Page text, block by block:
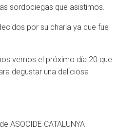
sordociegas que asistimos.
por su charla ya que fue
vemos el próximo día 20 que
degustar una deliciosa
ASOCIDE CATALUNYA